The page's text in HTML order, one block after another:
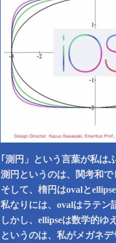
｢測円」という言葉が私は
測円というのは、関考和
そして、楕円はovalと
私なりには、ovalはラテン
しかし、ellipseは数学的ゆ
というのは、私がメガネ